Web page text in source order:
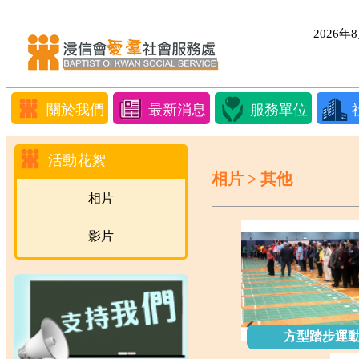
2026年
關於我們 最新消息 服務單位
活動花絮
相片
影片
相片 > 其他
方型踏步運